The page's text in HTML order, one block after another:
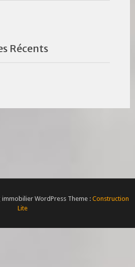
Récents
WordPress Theme : Construction
Lite